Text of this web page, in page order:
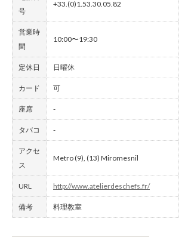
号
+33.(0)1.53.30.05.82
営業時
間
10:00〜19:30
定休日 日曜休
カード 可
座席 -
タバコ -
アクセ
ス
Metro (9), (13) Miromesnil
URL http://www.atelierdeschefs.fr/
備考 料理教室